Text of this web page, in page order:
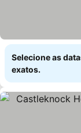
Selecione as
exatos.